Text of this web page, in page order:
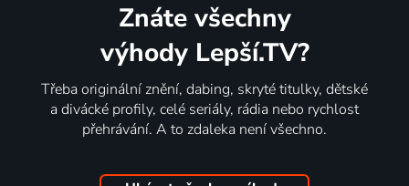
Znáte všechny
výhody Lepší.TV?
Třeba originální znění, dabing, skryté titulky, dětské
a divácké profily, celé seriály, rádia nebo rychlost
přehrávání. A to zdaleka není všechno.